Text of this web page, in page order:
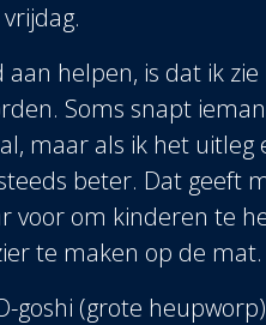
helpen, is dat ik zie
Soms snapt
maar als ik het uitleg
beter. Dat geeft
voor om kinderen te
te maken op de mat.
goshi (grote